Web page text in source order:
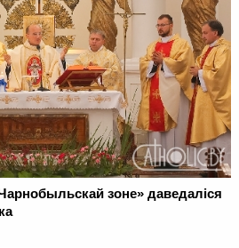
зоне» даведаліся